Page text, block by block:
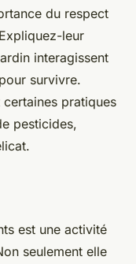
du respect
leur
interagissent
survivre.
pratiques
pesticides,
est une activité
seulement elle